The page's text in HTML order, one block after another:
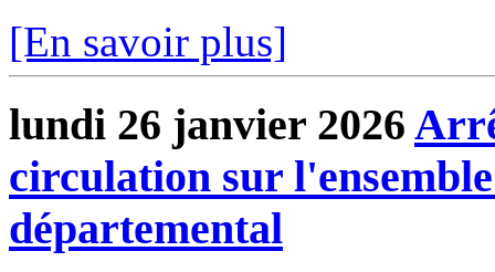
[En savoir plus]
lundi 26 janvier 2026
circulation sur
départemental